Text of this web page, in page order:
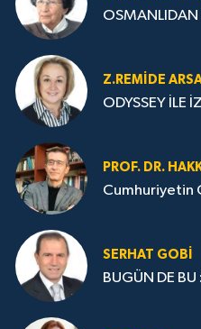
OSMANLIDAN
Z.REMIDE
ODYSSEY İLE
PROF. DR.
Cumhuriyetin
SERHAT GOBİ
BUGÜN DE BU